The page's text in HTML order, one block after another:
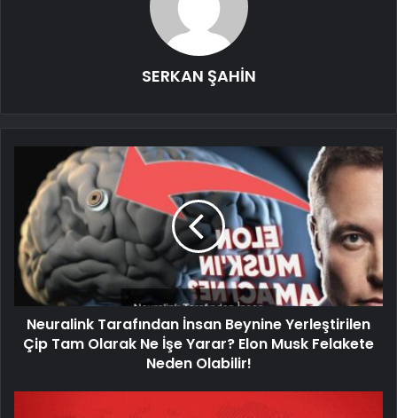
SERKAN ŞAHİN
Neuralink Tarafından İnsan Beynine Yerleştirilen
Çip Tam Olarak Ne İşe Yarar? Elon Musk Felakete
Neden Olabilir!